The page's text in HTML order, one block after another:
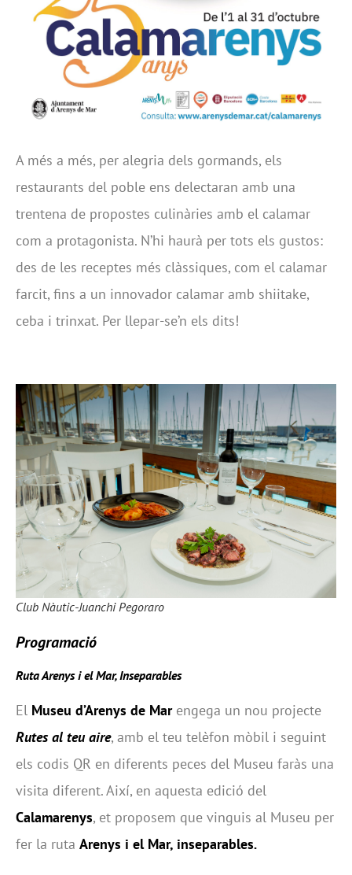
A més a més, per alegria dels gormands, els
restaurants del poble ens delectaran amb una
trentena de propostes culinàries amb el calamar
com a protagonista. N’hi haurà per tots els gustos:
des de les receptes més clàssiques, com el calamar
farcit, fins a un innovador calamar amb shiitake,
ceba i trinxat. Per llepar-se’n els dits!
Club Nàutic-Juanchi Pegoraro
Programació
Ruta Arenys i el Mar, Inseparables
El Museu d’Arenys de Marengega un nou projecte
Rutes al teu aire, amb el teu telèfon mòbil i seguint
els codis QR en diferents peces del Museu faràs una
visita diferent. Així, en aquesta edició del
Calamarenys, et proposem que vinguis al Museu per
fer la ruta Arenys i el Mar, inseparables.